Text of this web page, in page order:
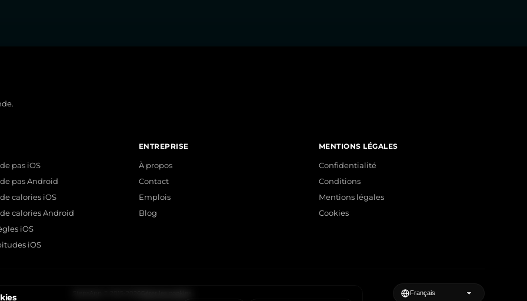
pas iOS
pas Android
calories iOS
calories Android
iOS
iOS
ENTREPRISE
À propos
Contact
Emplois
Blog
MENTIONS LÉGALES
Confidentialité
Conditions
Mentions légales
Cookies